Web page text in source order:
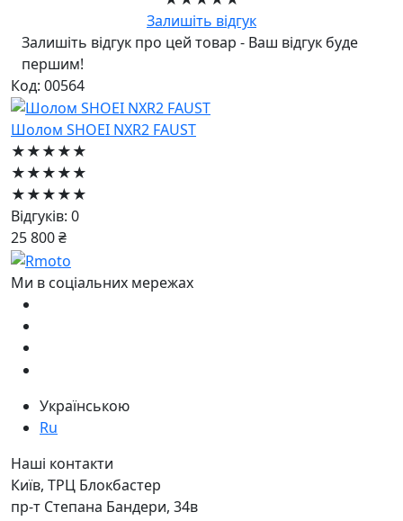
Залишіть відгук
Залишіть відгук про цей товар - Ваш відгук буде
першим!
Код: 00564
Шолом SHOEI NXR2 FAUST
★★★★★
★★★★★
★★★★★
Відгуків: 0
25 800 ₴
Ми в соціальних мережах
Українською
Ru
Наші контакти
Київ, ТРЦ Блокбастер
пр-т Степана Бандери, 34в